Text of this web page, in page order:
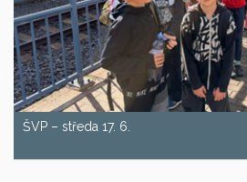
ŠVP – středa 17. 6.